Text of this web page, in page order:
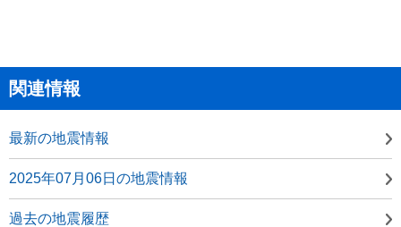
関連情報
最新の地震情報
2025年07月06日の地震情報
過去の地震履歴